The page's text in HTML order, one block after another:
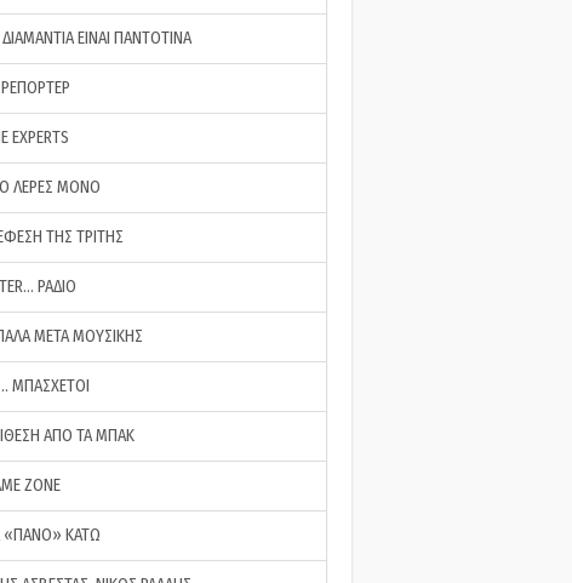
ΕΙΝΑΙ ΠΑΝΤΟΤΙΝΑ
ΡΕΠΟΡΤΕΡ
EXPERTS
ΛΕΡΕΣ ΜΟΝΟ
ΤΗΣ ΤΡΙΤΗΣ
ΡΑΔΙΟ
ΜΕΤΑ ΜΟΥΣΙΚΗΣ
ΜΠΑΣΧΕΤΟΙ
ΑΠΟ ΤΑ ΜΠΑΚ
ZONE
«ΠΑΝΟ» ΚΑΤΩ